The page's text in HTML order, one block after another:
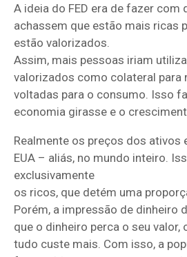
A ideia do FED era de fazer com
achassem que estão mais ricas
estão valorizados.
Assim, mais pessoas iriam
valorizados como colateral para
voltadas para o consumo. Isso
economia girasse e o
Realmente os preços dos ativos
EUA – aliás, no mundo inteiro.
exclusivamente
os ricos, que detém uma
Porém, a impressão de dinheiro
que o dinheiro perca o seu valor,
tudo custe mais. Com isso, a